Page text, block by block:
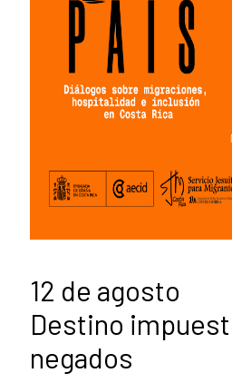
12 de agosto
Destino
negados